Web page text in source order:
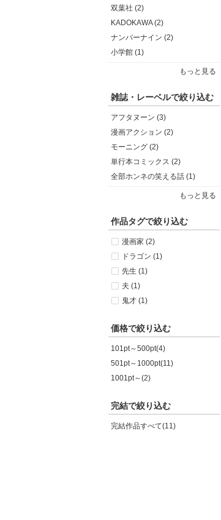
双葉社 (2)
KADOKAWA (2)
ナンバーナイン (2)
小学館 (1)
もっと見る
雑誌・レーベルで絞り込む
アフタヌーン (3)
漫画アクション (2)
モーニング (2)
単行本コミックス (2)
全部ホンネの笑える話 (1)
もっと見る
作品タグで絞り込む
漫画家 (2)
ドラゴン (1)
先生 (1)
夫 (1)
鬼才 (1)
価格で絞り込む
101pt～500pt(4)
501pt～1000pt(11)
1001pt～(2)
完結で絞り込む
完結作品すべて(11)